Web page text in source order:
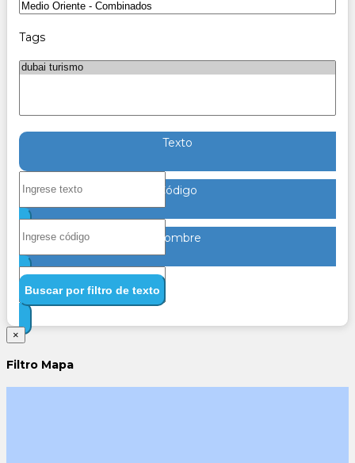
Tags
Texto
Código
Nombre
Buscar por filtro de texto
×
Filtro Mapa